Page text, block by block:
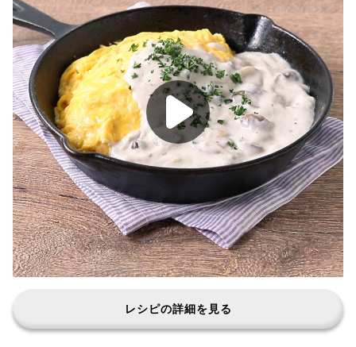
レシピの詳細を見る